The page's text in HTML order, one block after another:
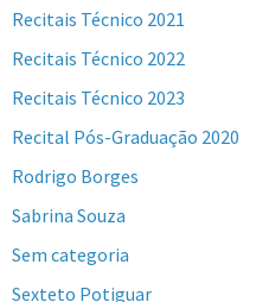
Recitais Técnico 2021
Recitais Técnico 2022
Recitais Técnico 2023
Recital Pós-Graduação 2020
Rodrigo Borges
Sabrina Souza
Sem categoria
Sexteto Potiguar